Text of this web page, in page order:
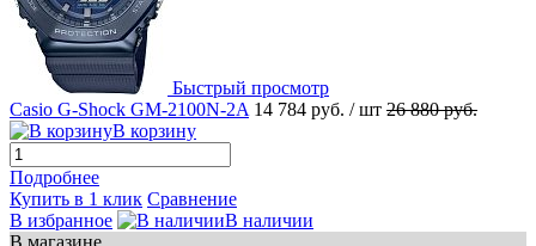
Быстрый просмотр
Casio G-Shock GM-2100N-2A 14 784 руб. / шт 26 880 руб.
В корзину
Подробнее
Купить в 1 клик Сравнение
В избранное
В наличии
В магазине